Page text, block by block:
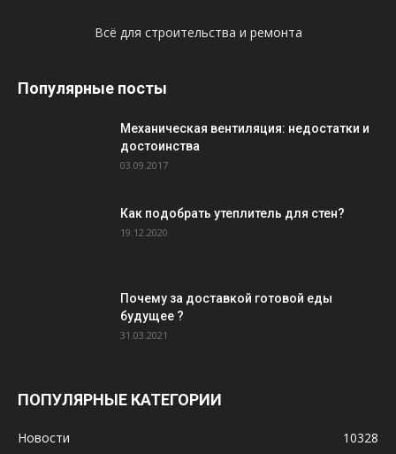
Всё для строительства и ремонта
Популярные посты
Механическая вентиляция: недостатки и
достоинства
03.09.2017
Как подобрать утеплитель для стен?
19.12.2020
Почему за доставкой готовой еды
будущее ?
31.03.2021
ПОПУЛЯРНЫЕ КАТЕГОРИИ
Новости 10328